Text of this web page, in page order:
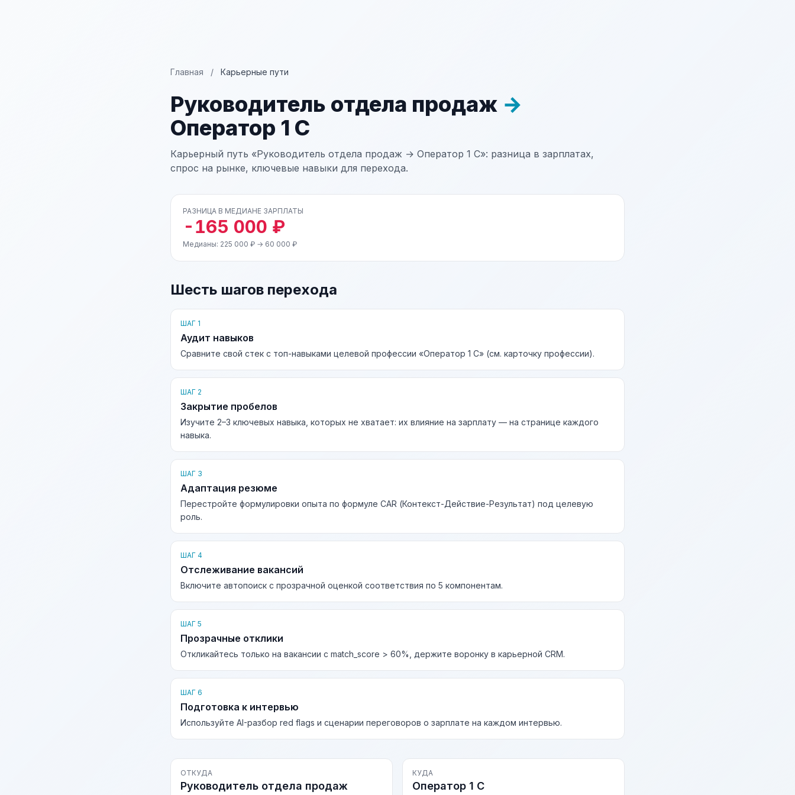
Главная / Карьерные пути
Руководитель отдела продаж →
Оператор 1 С
Карьерный путь «Руководитель отдела продаж → Оператор 1 С»: разница в зарплатах,
спрос на рынке, ключевые навыки для перехода.
РАЗНИЦА В МЕДИАНЕ ЗАРПЛАТЫ
-165 000 ₽
Медианы: 225 000 ₽ → 60 000 ₽
Шесть шагов перехода
ШАГ 1
Аудит навыков
Сравните свой стек с топ-навыками целевой профессии «Оператор 1 С» (см. карточку профессии).
ШАГ 2
Закрытие пробелов
Изучите 2–3 ключевых навыка, которых не хватает: их влияние на зарплату — на странице каждого
навыка.
ШАГ 3
Адаптация резюме
Перестройте формулировки опыта по формуле CAR (Контекст-Действие-Результат) под целевую
роль.
ШАГ 4
Отслеживание вакансий
Включите автопоиск с прозрачной оценкой соответствия по 5 компонентам.
ШАГ 5
Прозрачные отклики
Откликайтесь только на вакансии с match_score > 60%, держите воронку в карьерной CRM.
ШАГ 6
Подготовка к интервью
Используйте AI-разбор red flags и сценарии переговоров о зарплате на каждом интервью.
ОТКУДА
Руководитель отдела продаж
КУДА
Оператор 1 С